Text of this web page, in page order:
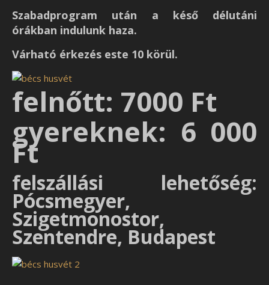
Szabadprogram után a késő délutáni
órákban indulunk haza.
Várható érkezés este 10 körül.
felnőtt: 7000 Ft
gyereknek: 6 000
Ft
felszállási lehetőség:
Pócsmegyer,
Szigetmonostor,
Szentendre, Budapest